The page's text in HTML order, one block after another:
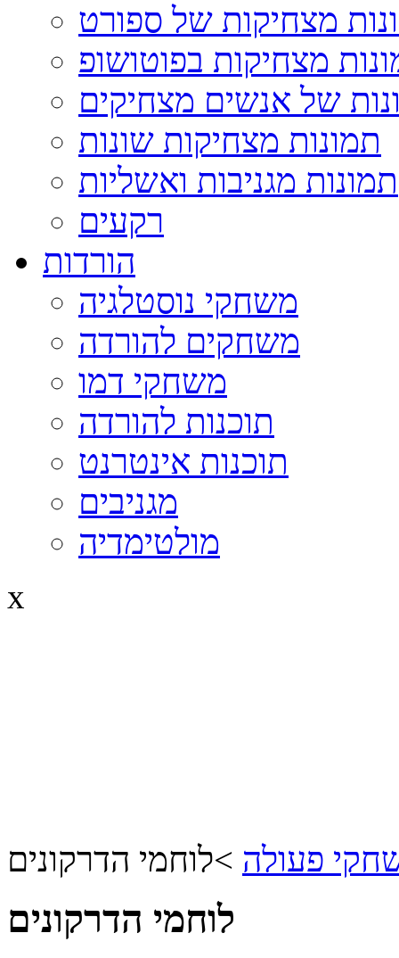
מצחיקות של ספורט
מצחיקות בפוטושופ
של אנשים מצחיקים
תמונות מצחיקות שונות
תמונות מגניבות ואשליות
רקעים
הורדות
משחקי נוסטלגיה
משחקים להורדה
משחקי דמו
תוכנות להורדה
תוכנות אינטרנט
מגניבים
מולטימדיה
x
פעולה >לוחמי הדרקונים
לוחמי הדרקונים